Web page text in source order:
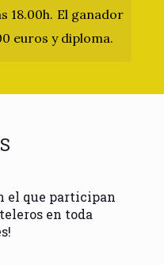
18.00h. El ganador
euros y diploma.
el que participan
en toda